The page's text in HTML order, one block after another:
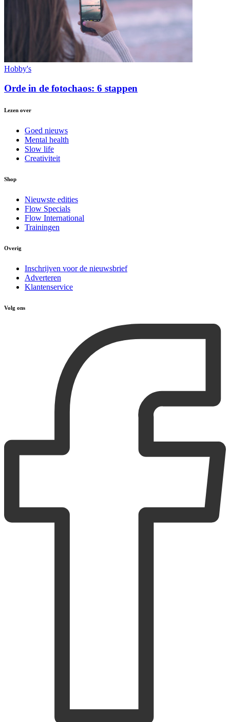
Hobby's
Orde in de fotochaos: 6 stappen
Lezen over
Goed nieuws
Mental health
Slow life
Creativiteit
Shop
Nieuwste edities
Flow Specials
Flow International
Trainingen
Overig
Inschrijven voor de nieuwsbrief
Adverteren
Klantenservice
Volg ons